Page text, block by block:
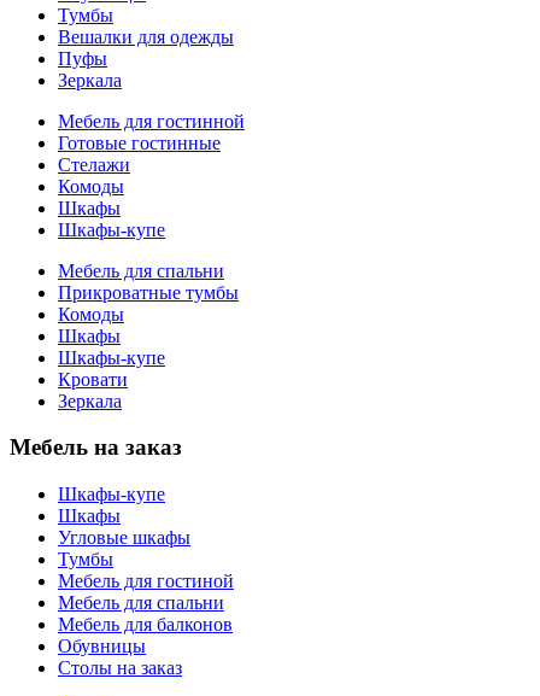
Тумбы
Вешалки для одежды
Пуфы
Зеркала
Мебель для гостинной
Готовые гостинные
Стелажи
Комоды
Шкафы
Шкафы-купе
Мебель для спальни
Прикроватные тумбы
Комоды
Шкафы
Шкафы-купе
Кровати
Зеркала
Мебель на заказ
Шкафы-купе
Шкафы
Угловые шкафы
Тумбы
Мебель для гостиной
Мебель для спальни
Мебель для балконов
Обувницы
Столы на заказ